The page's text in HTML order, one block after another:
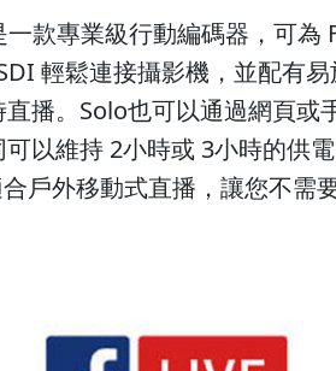
一款專業級行動編碼器，可
輕鬆連接攝影機，並配有
播。Solo也可以通過網頁或
以維持 2小時或 3小時的供
戶外移動式直播，讓您不需